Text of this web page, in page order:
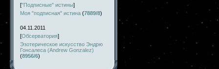
["Подписные" истины]
Моя "подписная" истина (7889/8)
04.11.2011
[Обсерватория]
Эзотерическое искусство Эндрю
Гонсалеса (Andrew Gonzalez)
(8956/6)